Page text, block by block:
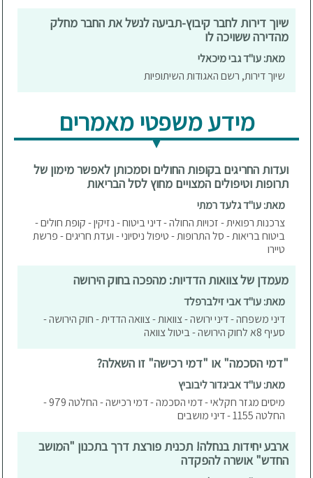
שיוך דירות לחבר קיבוץ-תביעה לנשל את החבר מחלק
מהדירה ששויכה לו
מאת: עו"ד גבי מיכאלי
שיוך דירות, רשם האגודות השיתופיות
מידע משפטי מאמרים
ועדות החריגים בקופות החולים וסמכותן לאפשר מימון של
תרופות וטיפולים המצויים מחוץ לסל הבריאות
מאת: עו"ד גלעד רמתי
צרכנות רפואית - זכויות החולה - דיני ביטוח - נזיקין - קופת חולים -
ביטוח בריאות - סל התרופות - טיפול ניסיוני - ועדת חריגים - פרשת
טיירו
מעמדן של צוואות הדדיות: מהפכה בחוק הירושה
מאת: עו"ד אבי זילברפלד
דיני משפחה - דיני ירושה - צוואות - צוואה הדדית - חוק הירושה -
סעיף 8א לחוק הירושה - ביטול צוואה
"דמי הסכמה" או "דמי רכישה" זו השאלה?
מאת: עו"ד אביגדור ליבוביץ
מיסים מגזר חקלאי - דמי הסכמה - דמי רכישה - החלטה 979 -
החלטה 1155 - דיני מושבים
ארבע יחידות בנחלה! תכנית פורצת דרך בתכנון "המושב
החדש" אושרה להפקדה